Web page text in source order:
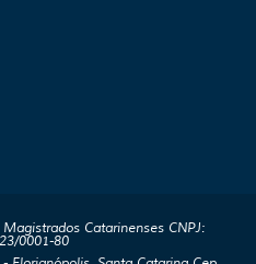
Catarinenses CNPJ:
0001-80